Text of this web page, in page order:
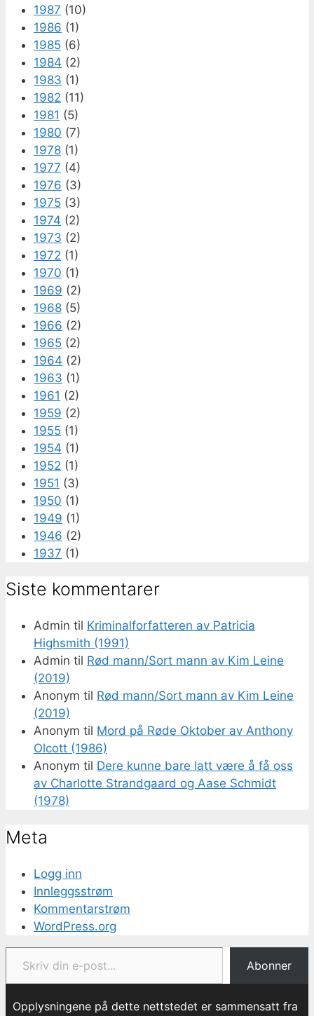
1987 (10)
1986 (1)
1985 (6)
1984 (2)
1983 (1)
1982 (11)
1981 (5)
1980 (7)
1978 (1)
1977 (4)
1976 (3)
1975 (3)
1974 (2)
1973 (2)
1972 (1)
1970 (1)
1969 (2)
1968 (5)
1966 (2)
1965 (2)
1964 (2)
1963 (1)
1961 (2)
1959 (2)
1955 (1)
1954 (1)
1952 (1)
1951 (3)
1950 (1)
1949 (1)
1946 (2)
1937 (1)
Siste kommentarer
Admin til Kriminalforfatteren av Patricia
Highsmith (1991)
Admin til Rød mann/Sort mann av Kim Leine
(2019)
Anonym til Rød mann/Sort mann av Kim Leine
(2019)
Anonym til Mord på Røde Oktober av Anthony
Olcott (1986)
Anonym til Dere kunne bare latt være å få oss
av Charlotte Strandgaard og Aase Schmidt
(1978)
Meta
Logg inn
Innleggsstrøm
Kommentarstrøm
WordPress.org
Skriv din e-post...
Abonner
Opplysningene på dette nettstedet er sammensatt fra